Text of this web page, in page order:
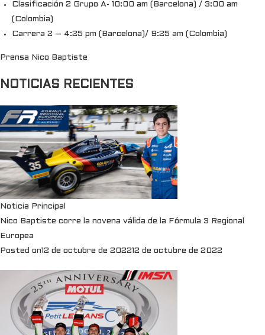
Clasificación 2 Grupo A- 10:00 am (Barcelona) / 3:00 am
(Colombia)
Carrera 2 – 4:25 pm (Barcelona)/ 9:25 am (Colombia)
Prensa Nico Baptiste
NOTICIAS RECIENTES
Noticia Principal
Nico Baptiste corre la novena válida de la Fórmula 3 Regional
Europea
Posted on12 de octubre de 202212 de octubre de 2022